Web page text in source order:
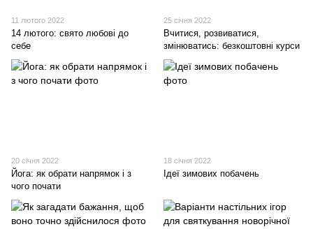
11 лютого 2022
14 лютого: свято любові до
себе
25 січня 2022
Вчитися, розвиватися,
змінюватись: безкоштовні курси
20 січня 2022
Йога: як обрати напрямок і з
чого почати
18 січня 2022
Ідеї зимових побачень